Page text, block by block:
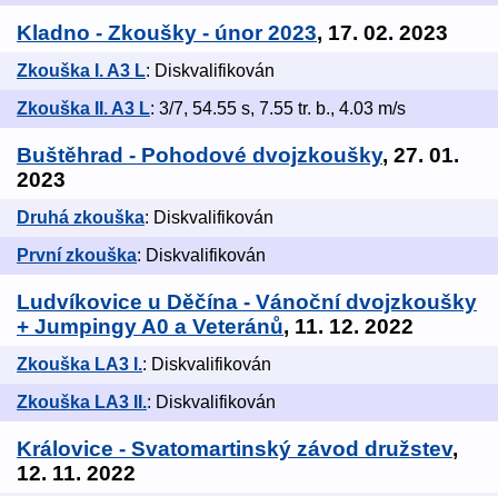
Kladno - Zkoušky - únor 2023, 17. 02. 2023
Zkouška I. A3 L: Diskvalifikován
Zkouška II. A3 L: 3/7, 54.55 s, 7.55 tr. b., 4.03 m/s
Buštěhrad - Pohodové dvojzkoušky, 27. 01.
2023
Druhá zkouška: Diskvalifikován
První zkouška: Diskvalifikován
Ludvíkovice u Děčína - Vánoční dvojzkoušky
+ Jumpingy A0 a Veteránů, 11. 12. 2022
Zkouška LA3 I.: Diskvalifikován
Zkouška LA3 II.: Diskvalifikován
Královice - Svatomartinský závod družstev,
12. 11. 2022